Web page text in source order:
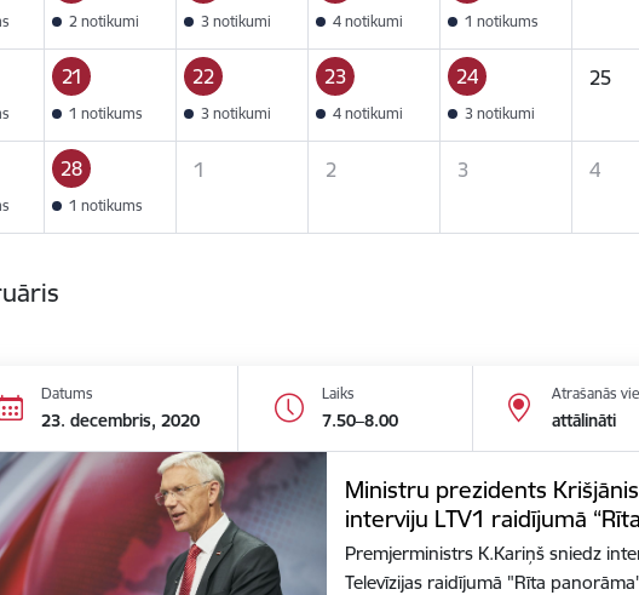
2 notikumi 3 notikumi 4 notikumi 1 notikums
21
1 notikums
22
3 notikumi
23
4 notikumi
24
3 notikumi
25
28
1 notikums
1 2 3 4
Datums
23. decembris, 2020
Laiks
7.50–8.00
Atrašanās
attālināti
Ministru prezidents
interviju LTV1 raidījumā
Premjerministrs K.Kariņš sniedz
Televīzijas raidījumā "Rīta